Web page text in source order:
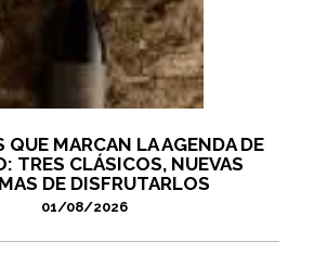
QUE MARCAN LA AGENDA DE
TRES CLÁSICOS, NUEVAS
DE DISFRUTARLOS
01/08/2026